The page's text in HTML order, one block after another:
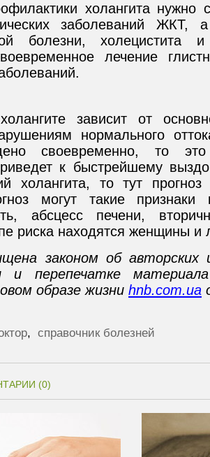
холангита нужно
заболеваний ЖКТ,
болезни, холецистита
лечение
зависит от
нормального
своевременно, то это
к быстрейшему
холангита, то тут
могут такие признаки
абсцесс печени,
риска находятся женщины
законом об авторских
и перепечатке
образе жизни hnb.com.ua
, справочник болезней
(0)